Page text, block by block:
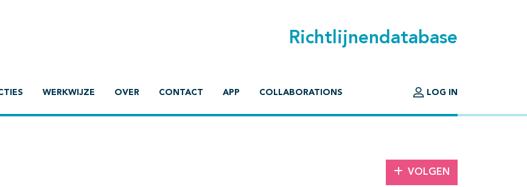
Richtlijnendatabase
WERKWIJZE OVER CONTACT APP COLLABORATIONS LOG IN
VOLGEN